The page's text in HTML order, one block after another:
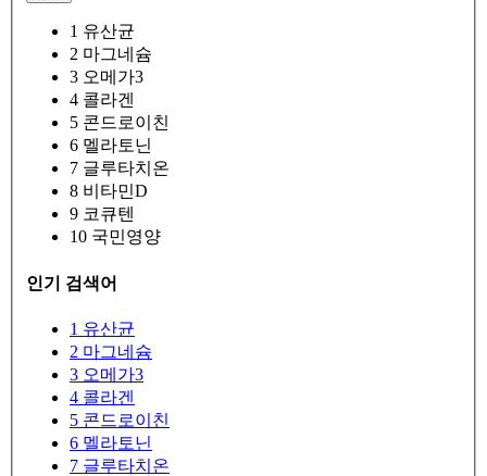
1 유산균
2 마그네슘
3 오메가3
4 콜라겐
5 콘드로이친
6 멜라토닌
7 글루타치온
8 비타민D
9 코큐텐
10 국민영양
인기 검색어
1 유산균
2 마그네슘
3 오메가3
4 콜라겐
5 콘드로이친
6 멜라토닌
7 글루타치온